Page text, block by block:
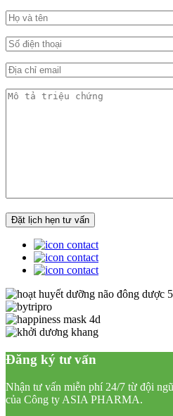
Đăng ký tư vấn
Nhận tư vấn miễn phí 24/7 từ đội
của Công ty ASIA PHARMA.